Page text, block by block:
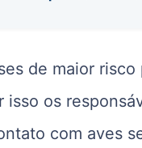
de maior
os
com aves